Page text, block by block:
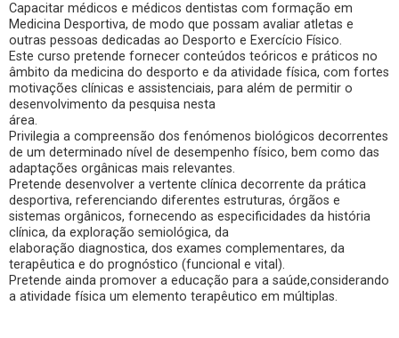
Capacitar médicos e médicos dentistas com formação em
Medicina Desportiva, de modo que possam avaliar atletas e
outras pessoas dedicadas ao Desporto e Exercício Físico.
Este curso pretende fornecer conteúdos teóricos e práticos no
âmbito da medicina do desporto e da atividade física, com fortes
motivações clínicas e assistenciais, para além de permitir o
desenvolvimento da pesquisa nesta
área.
Privilegia a compreensão dos fenómenos biológicos decorrentes
de um determinado nível de desempenho físico, bem como das
adaptações orgânicas mais relevantes.
Pretende desenvolver a vertente clínica decorrente da prática
desportiva, referenciando diferentes estruturas, órgãos e
sistemas orgânicos, fornecendo as especificidades da história
clínica, da exploração semiológica, da
elaboração diagnostica, dos exames complementares, da
terapêutica e do prognóstico (funcional e vital).
Pretende ainda promover a educação para a saúde,considerando
a atividade física um elemento terapêutico em múltiplas.